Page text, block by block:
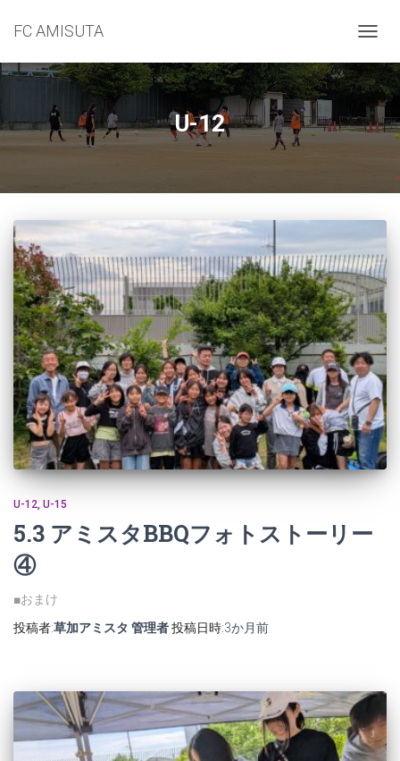
FC AMISUTA
ビ
ゲ
シ
ョ
U-12
U-12 U-15
5.3 アミスタBBQフォトストーリー
④
■おまけ
投稿者:草加アミスタ 管理者投稿日時:3か月前